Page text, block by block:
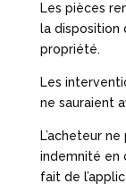
Les pièces
la disposition
propriété.
Les
ne sauraient
L’acheteur
indemnité en
fait de